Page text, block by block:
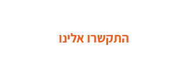
התקשרו אלינו